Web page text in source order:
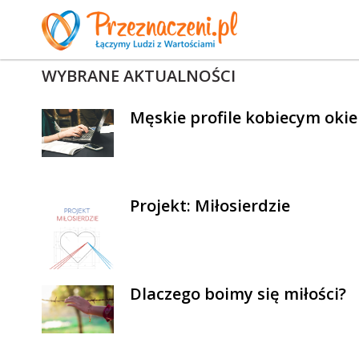
WYBRANE AKTUALNOŚCI
Męskie profile kobiecym
Projekt: Miłosierdzie
Dlaczego boimy się miłości?